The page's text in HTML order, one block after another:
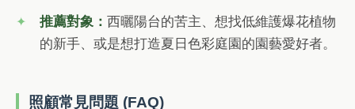
推薦對象：西曬陽台的苦主、想找低維護爆花植物
的新手、或是想打造夏日色彩庭園的園藝愛好者。
照顧常見問題 (FAQ)